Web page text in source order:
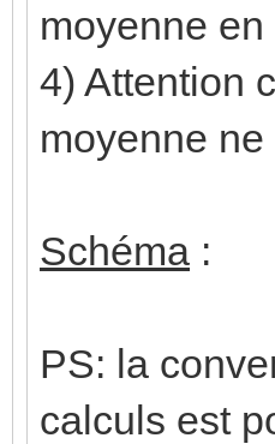
moyenne en
4) Attention
moyenne
Schéma :
PS: la
calculs est